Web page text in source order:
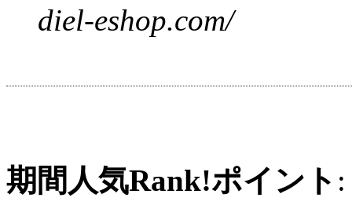
diel-eshop.com/
期間人気Rank!ポイント